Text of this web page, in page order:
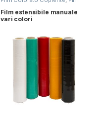
Film estensibile manuale
vari colori